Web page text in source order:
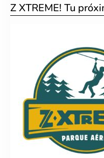
Z XTREME! Tu